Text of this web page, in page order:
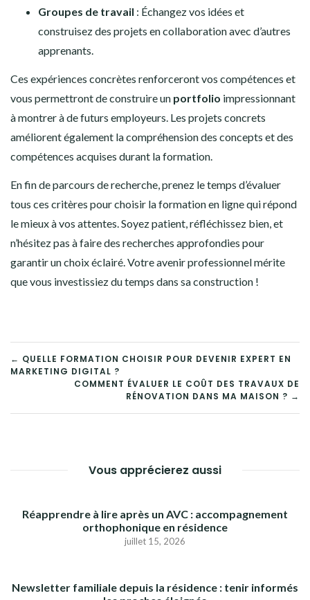
Groupes de travail : Échangez vos idées et
construisez des projets en collaboration avec d’autres
apprenants.
Ces expériences concrètes renforceront vos compétences et
vous permettront de construire un portfolio impressionnant
à montrer à de futurs employeurs. Les projets concrets
améliorent également la compréhension des concepts et des
compétences acquises durant la formation.
En fin de parcours de recherche, prenez le temps d’évaluer
tous ces critères pour choisir la formation en ligne qui répond
le mieux à vos attentes. Soyez patient, réfléchissez bien, et
n’hésitez pas à faire des recherches approfondies pour
garantir un choix éclairé. Votre avenir professionnel mérite
que vous investissiez du temps dans sa construction !
NAVIGATION
L’ARTICLE
← QUELLE FORMATION CHOISIR POUR DEVENIR EXPERT EN
MARKETING DIGITAL ?
COMMENT ÉVALUER LE COÛT DES TRAVAUX DE
RÉNOVATION DANS MA MAISON ? →
Vous apprécierez aussi
Réapprendre à lire après un AVC : accompagnement
orthophonique en résidence
juillet 15, 2026
Newsletter familiale depuis la résidence : tenir informés